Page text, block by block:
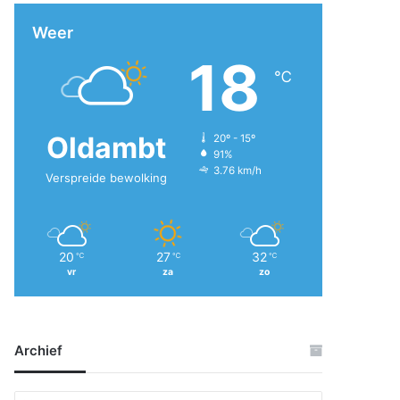
Weer
Oldambt
Verspreide bewolking
18 ℃
20º - 15º
91%
3.76 km/h
20 ℃
vr
27 ℃
za
32 ℃
zo
Archief